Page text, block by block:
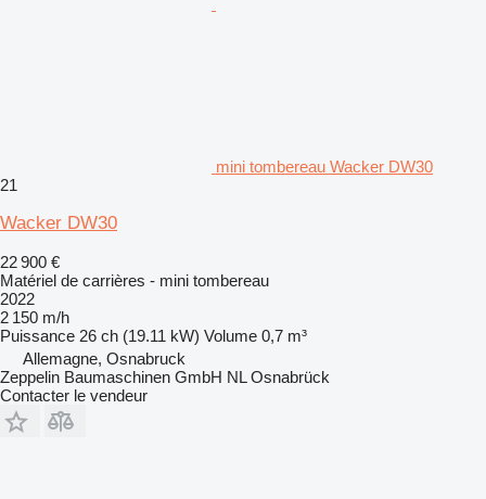
mini tombereau Wacker DW30
21
Wacker DW30
22 900 €
Matériel de carrières - mini tombereau
2022
2 150 m/h
Puissance 26 ch (19.11 kW) Volume 0,7 m³
Allemagne, Osnabruck
Zeppelin Baumaschinen GmbH NL Osnabrück
Contacter le vendeur